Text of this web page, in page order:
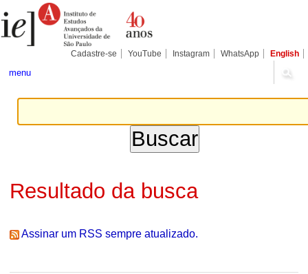
para
conteúdo.
Pessoais
Cadastre-se YouTube Instagram WhatsApp English
menu
Resultado da busca
Assinar um RSS sempre atualizado.